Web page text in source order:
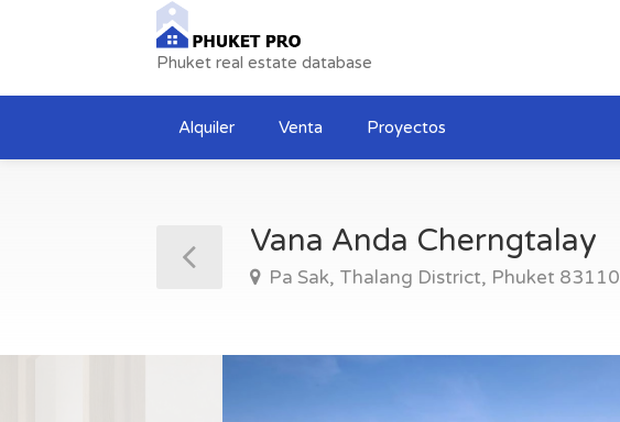
Phuket real estate database
Alquiler Venta Proyectos
Vana Anda Cherngtalay
Pa Sak, Thalang District, Phuket 83110